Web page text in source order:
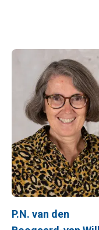
P.N. van den